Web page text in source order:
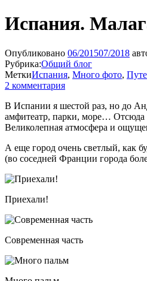
Испания.
Опубликовано 06/201507/2018
Рубрика:Общий блог
МеткиИспания, Много фото,
2 комментария
В Испании я шестой раз, но до
амфитеатр, парки, море… Отсюда
Великолепная атмосфера и
А еще город очень светлый, как
(во соседней Франции города
Приехали!
Современная часть